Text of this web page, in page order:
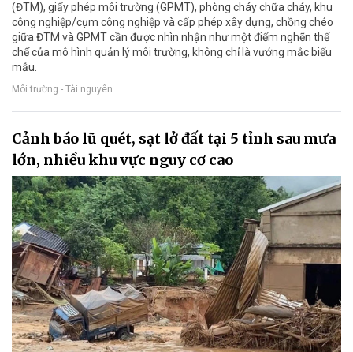
(ĐTM), giấy phép môi trường (GPMT), phòng cháy chữa cháy, khu
công nghiệp/cụm công nghiệp và cấp phép xây dựng, chồng chéo
giữa ĐTM và GPMT cần được nhìn nhận như một điểm nghẽn thể
chế của mô hình quản lý môi trường, không chỉ là vướng mắc biểu
mẫu.
Môi trường - Tài nguyên
Cảnh báo lũ quét, sạt lở đất tại 5 tỉnh sau mưa
lớn, nhiều khu vực nguy cơ cao